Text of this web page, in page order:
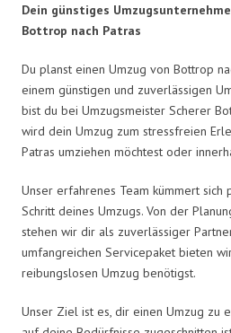
Dein günstiges
Bottrop nach Patras
Du planst einen Umzug von Bottrop
einem günstigen und zuverlässigen
bist du bei Umzugsmeister Scherer
wird dein Umzug zum stressfreien
Patras umziehen möchtest oder
Unser erfahrenes Team kümmert
Schritt deines Umzugs. Von der
stehen wir dir als zuverlässiger
umfangreichen Servicepaket bieten
reibungslosen Umzug benötigst.
Unser Ziel ist es, dir einen Umzug zu